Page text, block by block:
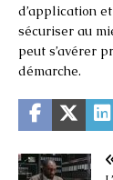
d’application
sécuriser au
peut s’avérer
démarche.